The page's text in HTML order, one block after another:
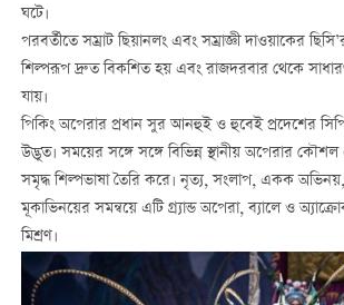
ঘটে।
পরবর্তীতে সম্রাট ছিয়ানলং এবং সম্রাজ্ঞী দাওয়াকের
শিল্পরূপ দ্রুত বিকশিত হয় এবং রাজদরবার থেকে
যায়।
পিকিং অপেরার প্রধান সুর আনহুই ও হুবেই প্রদেশের
উদ্ভূত। সময়ের সঙ্গে সঙ্গে বিভিন্ন স্থানীয় অপেরার
সমৃদ্ধ শিল্পভাষা তৈরি করে। নৃত্য, সংলাপ, একক অভিনয়,
মূকাভিনয়ের সমন্বয়ে এটি গ্র্যান্ড অপেরা, ব্যালে ও
মিশ্রণ।